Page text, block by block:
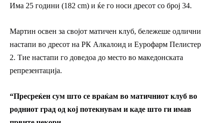
Има 25 години (182 cm) и ќе го носи дресот со број 34.
Мартин освен за својот матичен клуб, бележеше одлични
настапи во дресот на РК Алкалоид и Еурофарм Пелистер
2. Тие настапи го доведоа до место во македонската
репрезентација.
“Пресреќен сум што се враќам во матичниот клуб во
родниот град од кој потекнувам и каде што ги имав